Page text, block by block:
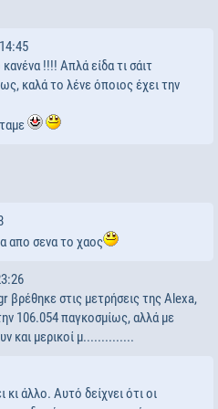
!!!! Απλά είδα τι σάιτ
καλά το λένε όποιος έχει την
απο σενα το χαος
στις μετρήσεις της Αlexa,
106.054 παγκοσμίως, αλλά με
και μερικοί μ..............
άλλο. Αυτό δείχνει ότι οι